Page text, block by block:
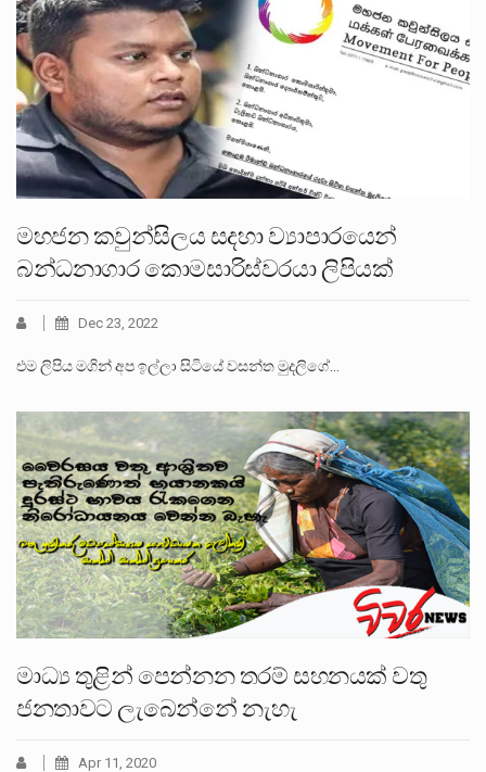
මහජන කවුන්සිලය සදහා ව්‍යාපාරයෙන්
බන්ධනාගාර කොමසාරිස්වරයා ලිපියක්
Dec 23, 2022
එම ලිපිය මගින් අප ඉල්ලා සිටියේ වසන්ත මුදලිගේ…
මාධ්‍ය තුළින් පෙන්නන තරම් සහනයක් වතු
ජනතාවට ලැබෙන්නේ නැහැ
Apr 11, 2020